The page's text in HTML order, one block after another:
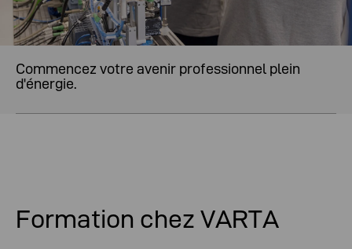
Commencez votre avenir professionnel plein
d'énergie.
Formation chez VARTA